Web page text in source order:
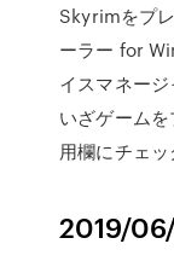
Skyrimをプ
ーラー for
イスマネー
いざゲーム
用欄にチェ
2019/06/